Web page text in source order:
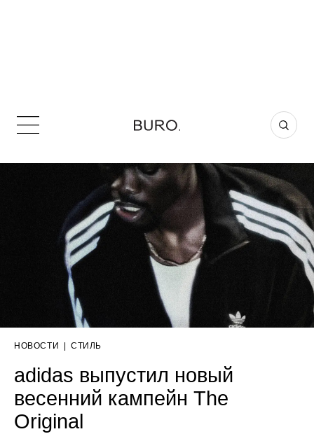
НОВОСТИ СТИЛЬ
adidas выпустил новый
весенний кампейн The
Original